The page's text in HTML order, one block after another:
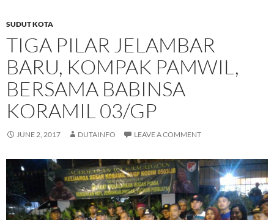
SUDUT KOTA
TIGA PILAR JELAMBAR
BARU, KOMPAK PAMWIL,
BERSAMA BABINSA
KORAMIL 03/GP
JUNE 2, 2017 DUTAINFO LEAVE A COMMENT